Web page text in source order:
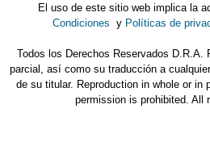
El uso de este sitio web implica la
Condiciones y Políticas de
Todos los Derechos Reservados D.R.A.
parcial, así como su traducción a
de su titular. Reproduction in whole or in
permission is prohibited. All